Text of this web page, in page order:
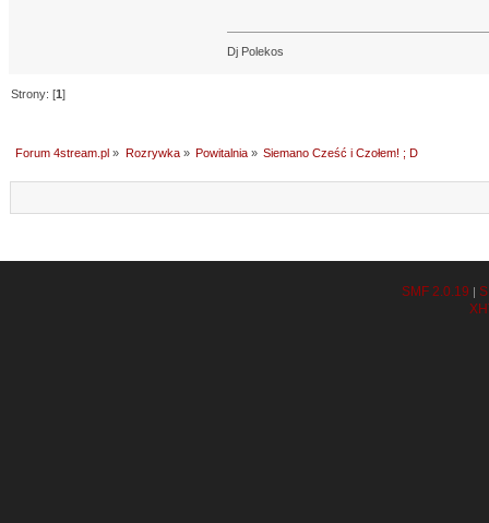
Dj Polekos
Strony: [1]
Forum 4stream.pl » Rozrywka» Powitalnia» Siemano Cześć i Czołem! ; D
SMF 2.0.19 |